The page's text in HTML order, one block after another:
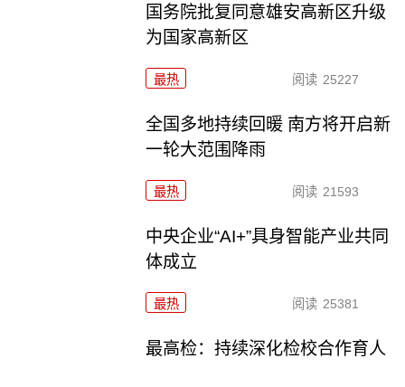
国务院批复同意雄安高新区升级
为国家高新区
最热 阅读 25227
全国多地持续回暖 南方将开启新
一轮大范围降雨
最热 阅读 21593
中央企业“AI+”具身智能产业共同
体成立
最热 阅读 25381
最高检：持续深化检校合作育人